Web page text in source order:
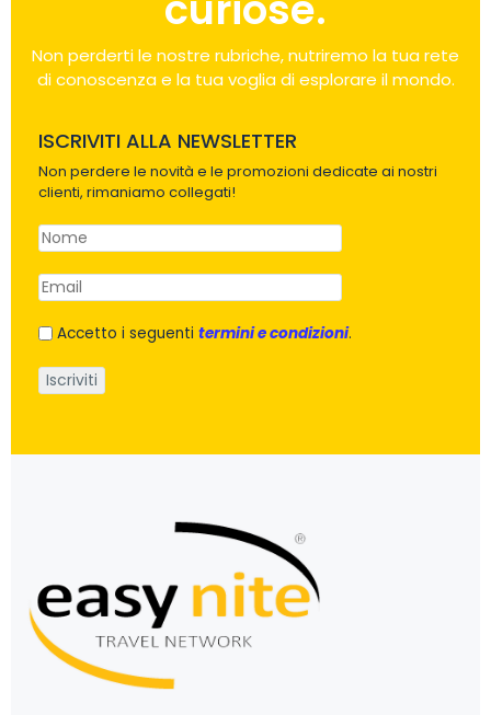
Non perderti le nostre rubriche, nutriremo la tua rete
di conoscenza e la tua voglia di esplorare il mondo.
ISCRIVITI ALLA NEWSLETTER
Non perdere le novità e le promozioni dedicate ai nostri
clienti, rimaniamo collegati!
Accetto i seguenti termini e condizioni.